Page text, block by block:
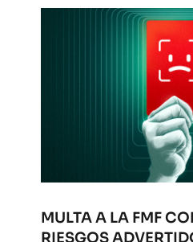
MULTA A LA FMF
RIESGOS